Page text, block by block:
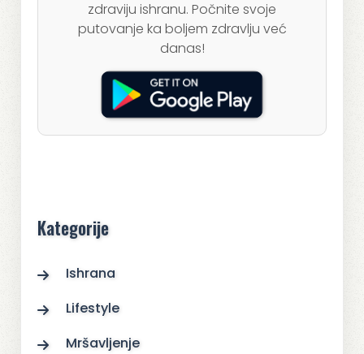
zdraviju ishranu. Počnite svoje
putovanje ka boljem zdravlju već
danas!
Kategorije
Ishrana
Lifestyle
Mršavljenje